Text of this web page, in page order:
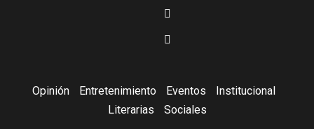
Opinión Entretenimiento Eventos
Institucional
Literarias
Sociales